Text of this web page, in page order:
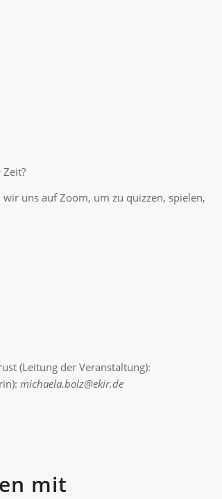
Zeit?
uns auf Zoom, um zu quizzen, spielen,
(Leitung der Veranstaltung):
michaela.bolz@ekir.de
mit